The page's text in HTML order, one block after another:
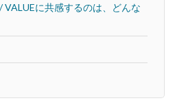
に共感するのは、どんな